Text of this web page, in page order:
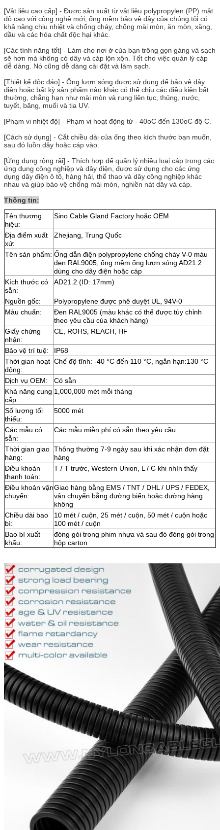
[Vật liệu cao cấp] - Được sản xuất từ ​​vật liệu polypropylen (PP) mật
độ cao với công nghệ mới, ống mềm bảo vệ dây của chúng tôi có
khả năng chịu nhiệt và chống cháy, chống mài mòn, ăn mòn, xăng,
dầu và các hóa chất độc hại khác.
[Các tính năng tốt] - Làm cho nơi ở của bạn trông gọn gàng và sạch
sẽ hơn mà không có dây và cáp lộn xộn. Tốt cho việc quản lý cáp
dễ dàng. Nó cũng dễ dàng cài đặt và làm sạch.
[Thiết kế độc đáo] - Ống lượn sóng được sử dụng để bảo vệ dây
điện hoặc bất kỳ sản phẩm nào khác có thể chịu các điều kiện bất
thường, chẳng hạn như mài mòn và rung liên tục, thủng, nước,
tuyết, băng, muối và tia UV.
[Phạm vi nhiệt độ] - Phạm vi hoạt động từ - 40oC đến 130oC độ C.
[Cách sử dụng] - Cắt chiều dài của ống theo kích thước bạn muốn,
sau đó luồn dây hoặc cáp vào.
[Ứng dụng rộng rãi] - Thích hợp để quản lý nhiều loại cáp trong các
ứng dụng công nghiệp và dây điện, được sử dụng cho các ứng
dụng dây điện ô tô, hàng hải, thể thao và dây công nghiệp khác
nhau và giúp bảo vệ chống mài mòn, nghiền nát dây và cáp.
Thông tin:
Tên thương
hiệu:
Sino Cable Gland Factory hoặc OEM
Địa điểm xuất
xứ:
Zhejiang, Trung Quốc
Tên sản phẩm: Ống dẫn điện polypropylene chống cháy V-0 màu
đen RAL9005, ống mềm ống lượn sóng AD21.2
dùng cho dây điện hoặc cáp
Kích thước có
sẵn:
AD21.2 (ID: 17mm)
Nguồn gốc:
Polypropylene được phê duyệt UL, 94V-0
Màu chuẩn:
Đen RAL9005 (màu khác có thể được tùy chỉnh
theo yêu cầu của khách hàng)
Giấy chứng
nhận:
CE, ROHS, REACH, HF
Bảo vệ trí tuệ:
IP68
Thời gian hoạt
động:
Chế độ tĩnh: -40 °C đến 110 °C, ngắn hạn:130 °C
Dịch vụ OEM:
Có sẵn
Khả năng cung
cấp:
1,000,000 mét mỗi tháng
Số lượng tối
thiểu:
5000 mét
Các mẫu có
sẵn:
Các mẫu miễn phí có sẵn theo yêu cầu
Thời gian giao
hàng:
Thông thường 7-9 ngày sau khi xác nhận đơn đặt
hàng
Điều khoản
thanh toán:
T / T trước, Western Union, L / C khi nhìn thấy
Điều khoản vận
chuyển:
Giao hàng bằng EMS / TNT / DHL / UPS / FEDEX,
vận chuyển bằng đường biển hoặc đường hàng
không
Chiều dài bao
bì:
10 mét / cuộn, 25 mét / cuộn, 50 mét / cuộn hoặc
100 mét / cuộn
Bao bì xuất
khẩu:
đóng gói trong phim nhựa và sau đó đóng gói trong
hộp carton